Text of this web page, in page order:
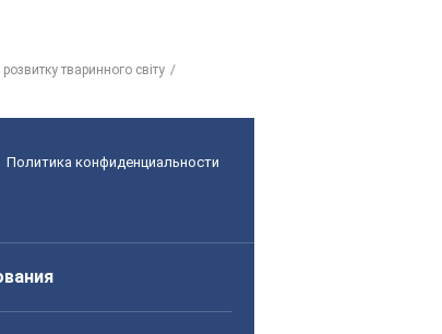
тваринного світу
Политика конфиденциальности